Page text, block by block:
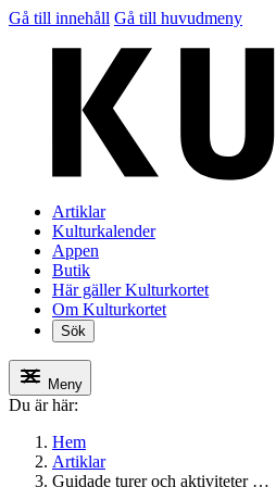
Gå till innehåll Gå till huvudmeny
Artiklar
Kulturkalender
Appen
Butik
Här gäller Kulturkortet
Om Kulturkortet
Sök
Meny
Du är här:
Hem
Artiklar
Guidade turer och aktiviteter …